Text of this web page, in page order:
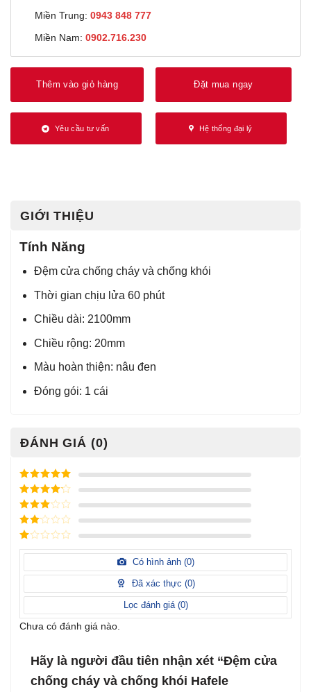
Miền Trung: 0943 848 777
Miền Nam: 0902.716.230
Thêm vào giỏ hàng Đặt mua ngay
Yêu cầu tư vấn Hệ thống đại lý
GIỚI THIỆU
Tính Năng
Đệm cửa chống cháy và chống khói
Thời gian chịu lửa 60 phút
Chiều dài: 2100mm
Chiều rộng: 20mm
Màu hoàn thiện: nâu đen
Đóng gói: 1 cái
ĐÁNH GIÁ (0)
Được xếp
hạng
5
5
sao
Được xếp
hạng
4
5
sao
Được
xếp
hạng3
5 sao
Được
hạng
sao
Được
hạng
sao
Có hình ảnh (0)
Đã xác thực (0)
Lọc đánh giá (0)
Chưa có đánh giá nào.
Hãy là người đầu tiên nhận xét “Đệm cửa
chống cháy và chống khói Hafele